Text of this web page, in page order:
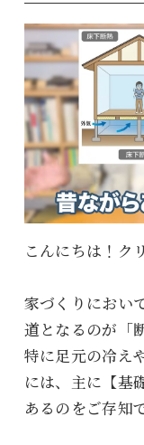
こんにちは！ク
家づくりにおい
道となるのが「
特に足元の冷え
には、主に【基
あるのをご存知